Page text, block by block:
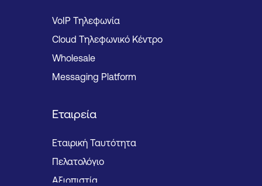
VoIP Τηλεφωνία
Cloud Τηλεφωνικό Κέντρο
Wholesale
Messaging Platform
Εταιρεία
Εταιρική Ταυτότητα
Πελατολόγιο
Αξιοπιστία